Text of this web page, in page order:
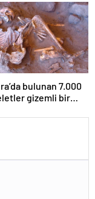
bulunan 7.000
gizemli bir